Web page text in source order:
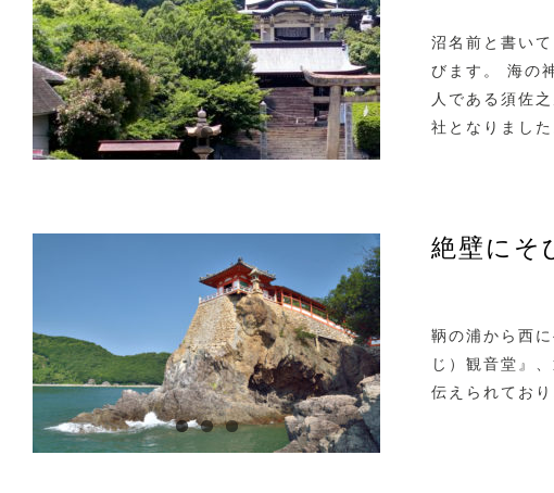
沼名前と書い
びます。 海の
人である須佐
社となりました
絶壁にそ
鞆の浦から西
じ）観音堂』
伝えられてお